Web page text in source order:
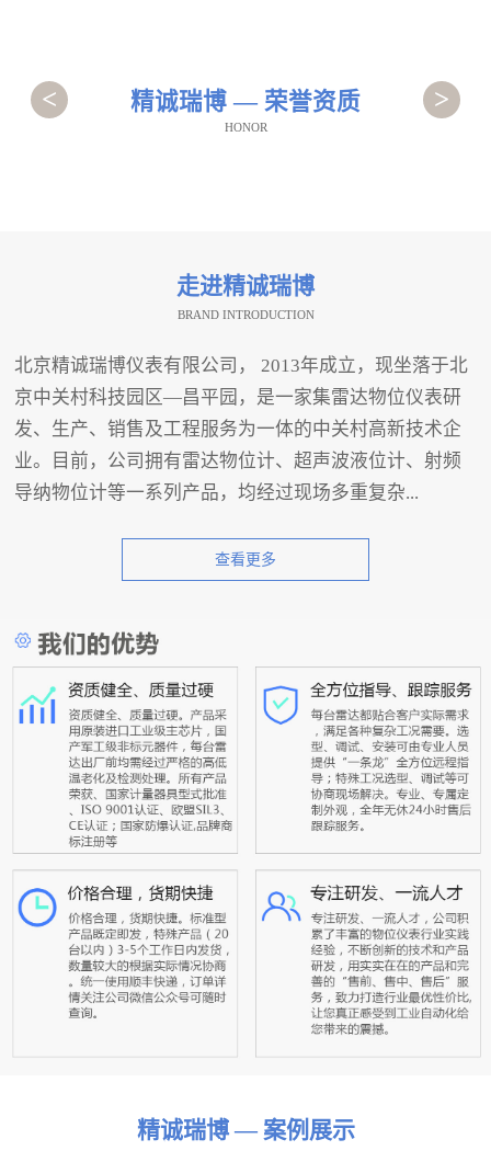
精诚瑞博 — 荣誉资质
HONOR
< >
走进精诚瑞博
BRAND INTRODUCTION
北京精诚瑞博仪表有限公司， 2013年成立，现坐落于北
京中关村科技园区—昌平园，是一家集雷达物位仪表研
发、生产、销售及工程服务为一体的中关村高新技术企
业。目前，公司拥有雷达物位计、超声波液位计、射频
导纳物位计等一系列产品，均经过现场多重复杂...
查看更多
精诚瑞博 — 案例展示